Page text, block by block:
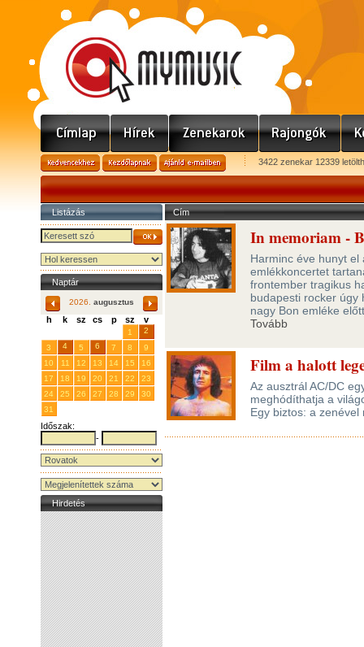
3422 zenekar 12339
Listázás
Naptár
2026. augusztus
h k sz cs p sz v
1
2
3
4 5 6 7 8
9
10
11 12 13 14 15
16
17
18 19 20 21 22
23
24
25 26 27 28 29
30
31
Időszak:
-
Hirdetés
Cím
In memoriam -
Harminc éve hunyt el
emlékkoncertet
frontember tragikus
budapesti rocker úgy
nagy Bon emléke
Tovább
Film a halott
Az ausztrál AC/DC
meghódíthatja a
Egy biztos: a